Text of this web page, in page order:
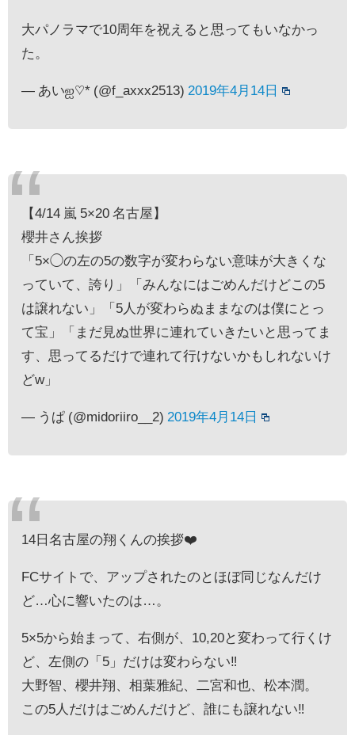
大パノラマで10周年を祝えると思ってもいなかっ
た。
— あいஐ♡* (@f_axxx2513) 2019年4月14日
【4/14 嵐 5×20 名古屋】
櫻井さん挨拶
「5×◯の左の5の数字が変わらない意味が大きくな
っていて、誇り」「みんなにはごめんだけどこの5
は譲れない」「5人が変わらぬままなのは僕にとっ
て宝」「まだ見ぬ世界に連れていきたいと思ってま
す、思ってるだけで連れて行けないかもしれないけ
どw」
— うぱ (@midoriiro__2) 2019年4月14日
14日名古屋の翔くんの挨拶❤️
FCサイトで、アップされたのとほぼ同じなんだけ
ど…心に響いたのは…。
5×5から始まって、右側が、10,20と変わって行くけ
ど、左側の「5」だけは変わらない‼️
大野智、櫻井翔、相葉雅紀、二宮和也、松本潤。
この5人だけはごめんだけど、誰にも譲れない‼️